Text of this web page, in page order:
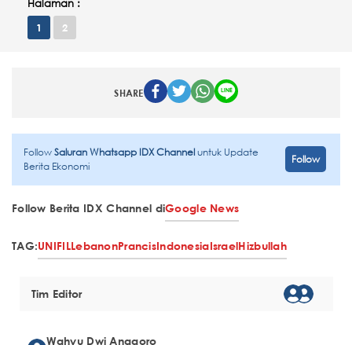
Halaman :
1 2
SHARE
FollowSaluran Whatsapp IDX Channeluntuk Update
Berita Ekonomi
Follow
Follow Berita IDX Channel diGoogle News
TAG:UNIFILLebanonPrancisIndonesiaIsraelHizbullah
Tim Editor
Wahyu Dwi Anggoro